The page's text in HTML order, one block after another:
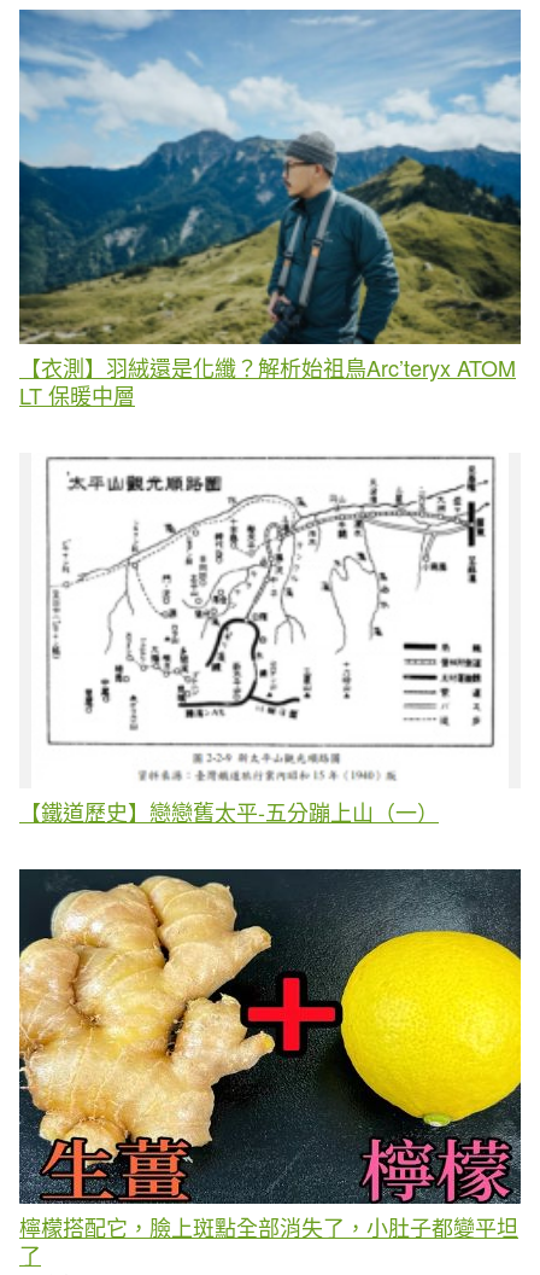
【衣測】羽絨還是化纖？解析始祖鳥Arc’teryx ATOM
LT 保暖中層
【鐵道歷史】戀戀舊太平-五分蹦上山（一）
檸檬搭配它，臉上斑點全部消失了，小肚子都變平坦
了